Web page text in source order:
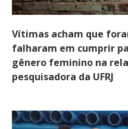
Vítimas acham que
falharam em cumprir
gênero feminino na
pesquisadora da UFRJ